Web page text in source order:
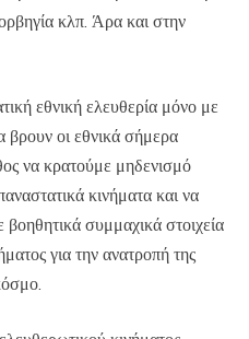
κλπ. Άρα και στην
εθνική ελευθερία μόνο με
βρουν οι εθνικά σήμερα
να κρατούμε μηδενισμό
κινήματα και να
συμμαχικά στοιχεία
για την ανατροπή της